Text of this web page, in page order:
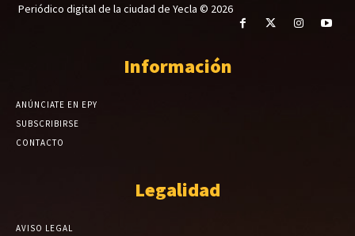
Periódico digital de la ciudad de Yecla © 2026
Información
ANÚNCIATE EN EPY
SUBSCRIBIRSE
CONTACTO
Legalidad
AVISO LEGAL